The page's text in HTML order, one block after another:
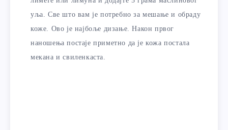
уља. Све што вам је потребно за мешање и обраду
коже. Ово је најбоље дизање. Након првог
наношења постаје приметно да је кожа постала
мекана и свиленкаста.